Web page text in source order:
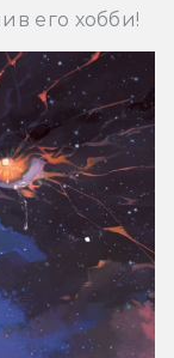
его хобби!